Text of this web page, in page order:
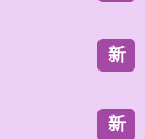
新
新